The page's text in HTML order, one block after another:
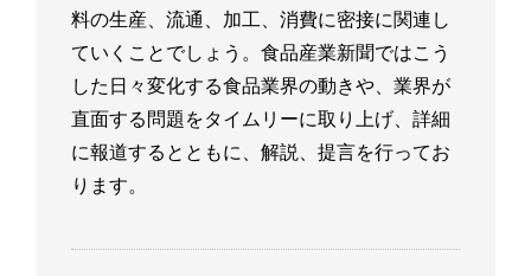
料の生産、流通、加工、消費に密接に関連し
ていくことでしょう。食品産業新聞ではこう
した日々変化する食品業界の動きや、業界が
直面する問題をタイムリーに取り上げ、詳細
に報道するとともに、解説、提言を行ってお
ります。